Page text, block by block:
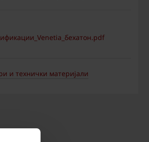
и технички материјали